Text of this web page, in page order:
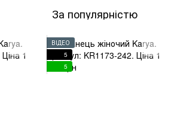
За популярністю
ВІДЕО
5
5